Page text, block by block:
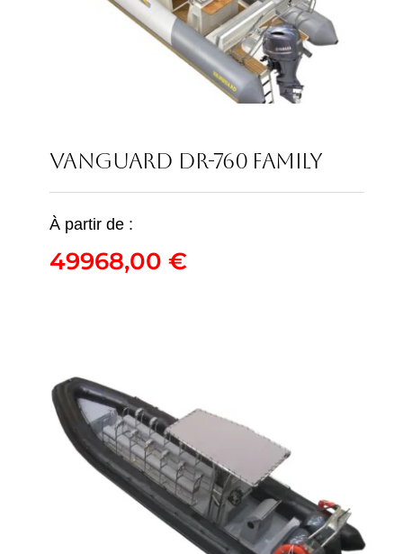
VANGUARD DR-760
49968,00
VANGUARD DR-760 FAMILY
À partir de :
49968,00 €